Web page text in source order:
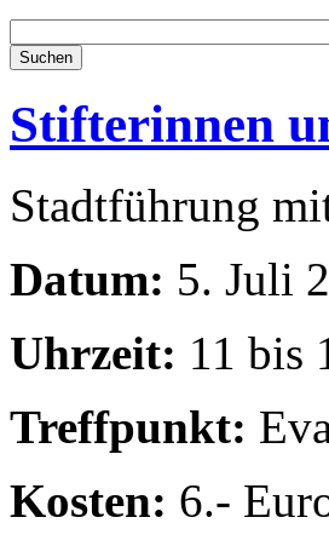
Stifterinnen
Stadtführung
Datum: 5. Juli
Uhrzeit: 11 bis
Treffpunkt:
Kosten: 6.-